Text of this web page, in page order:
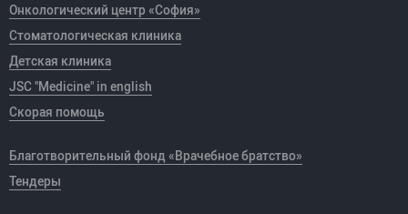
Онкологический центр «София»
Стоматологическая клиника
Детская клиника
JSC "Medicine" in english
Скорая помощь
Благотворительный фонд «Врачебное братство»
Тендеры